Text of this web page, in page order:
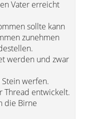
Vater erreicht
sollte kann
zunehmen
werden und zwar
werfen.
Thread entwickelt.
die Birne